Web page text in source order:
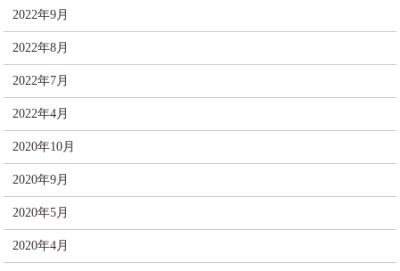
2022年9月
2022年8月
2022年7月
2022年4月
2020年10月
2020年9月
2020年5月
2020年4月